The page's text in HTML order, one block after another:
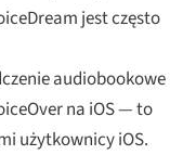
jest często
audiobookowe
na iOS — to
użytkownicy iOS.